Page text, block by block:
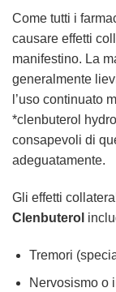
Come tutti i
causare effetti
manifestino. La
generalmente
l’uso continuato
*clenbuterol
consapevoli di
adeguatamente.
Gli effetti
Clenbuterol
Tremori
Nervosismo o